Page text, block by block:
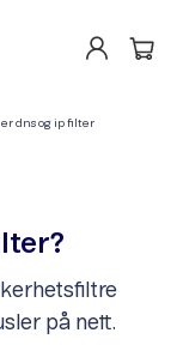
er dns og ip filter
på nett.